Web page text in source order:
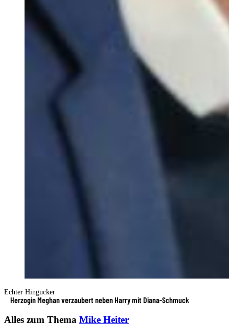
Echter Hingucker
Herzogin Meghan verzaubert neben Harry mit Diana-Schmuck
Alles zum Thema Mike Heiter